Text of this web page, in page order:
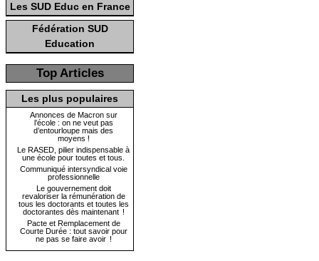
Les SUD Educ en France
Fédération SUD
Education
Top Articles
Les plus populaires
Annonces de Macron sur
l’école : on ne veut pas
d’entourloupe mais des
moyens !
Le RASED, pilier indispensable à
une école pour toutes et tous.
Communiqué intersyndical voie
professionnelle
Le gouvernement doit
revaloriser la rémunération de
tous les doctorants et toutes les
doctorantes dès maintenant !
Pacte et Remplacement de
Courte Durée : tout savoir pour
ne pas se faire avoir !